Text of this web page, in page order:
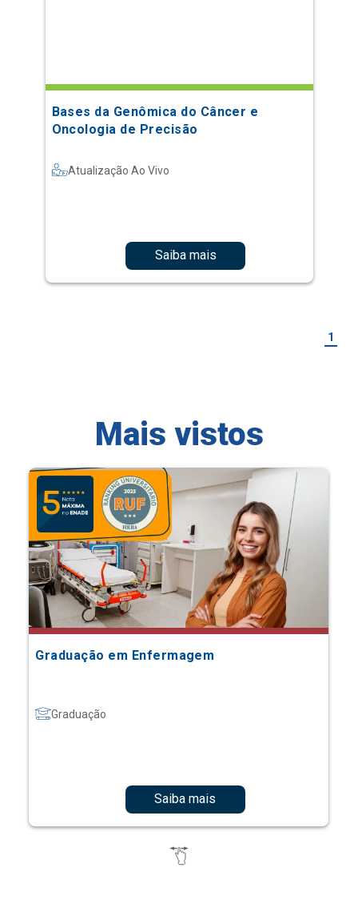
Bases da Genômica do Câncer e
Oncologia de Precisão
Atualização Ao Vivo
Saiba mais
1
Mais vistos
Graduação em Enfermagem
Graduação
Saiba mais